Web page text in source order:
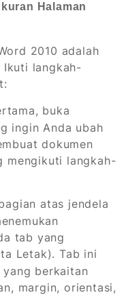
Halaman
2010 adalah
Ikuti langkah-
buka
ingin Anda ubah
dokumen
mengikuti langkah-
atas jendela
tab yang
Letak). Tab ini
berkaitan
margin, orientasi,